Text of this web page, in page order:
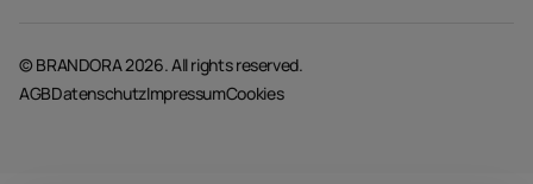
© BRANDORA 2026. All rights reserved.
AGBDatenschutzImpressumCookies